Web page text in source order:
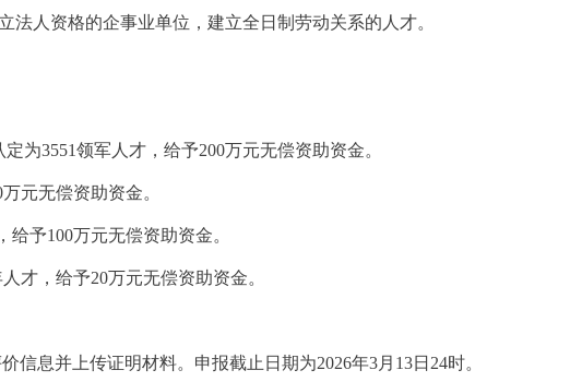
人资格的企事业单位，建立全日制劳动关系的人才。
为3551领军人才，给予200万元无偿资助资金。
元无偿资助资金。
予100万元无偿资助资金。
才，给予20万元无偿资助资金。
息并上传证明材料。申报截止日期为2026年3月13日24时。